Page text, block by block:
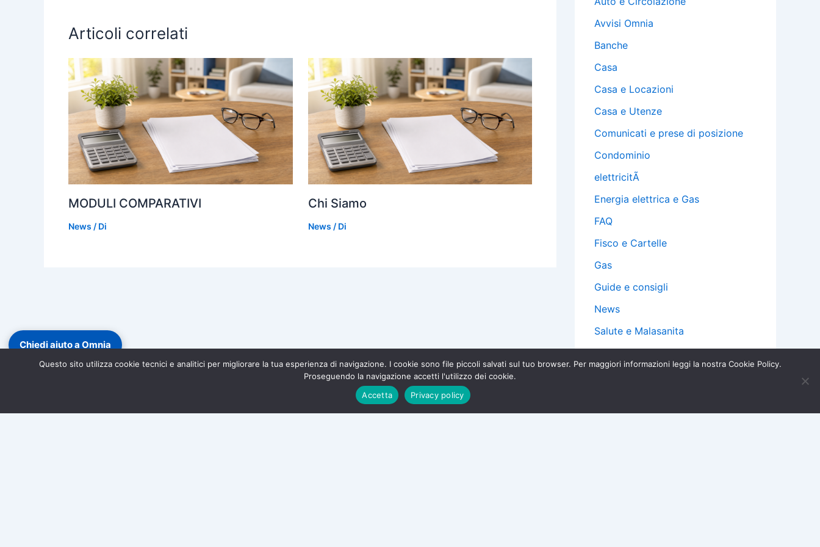
k
Articoli correlati
MODULI COMPARATIVI
News / Di
Chi Siamo
News / Di
Avvisi Omnia
Banche
Casa
Casa e Locazioni
Casa e Utenze
Comunicati e prese di posizione
Condominio
elettricitÃ
Energia elettrica e Gas
FAQ
Fisco e Cartelle
Gas
Guide e consigli
News
Salute e Malasanita
Telefonia e Internet
Iscriviti gratuitamente e difendi i tuoi diritti.
Chiedi aiuto a Omnia
Questo sito utilizza cookie tecnici e analitici per migliorare la tua esperienza di navigazione. I cookie sono file piccoli salvati sul tuo browser. Per maggiori informazioni leggi la nostra Cookie Policy.
Proseguendo la navigazione accetti l'utilizzo dei cookie.
Accetta
Privacy policy